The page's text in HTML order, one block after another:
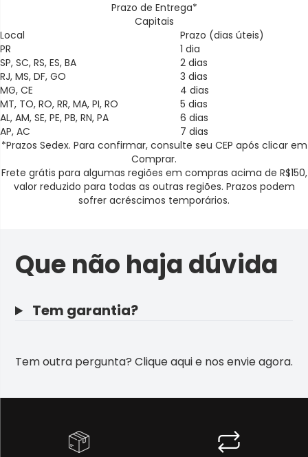
Prazo de Entrega*
Capitais
Local
Prazo (dias úteis)
PR
1 dia
SP, SC, RS, ES, BA
2 dias
RJ, MS, DF, GO
3 dias
MG, CE
4 dias
MT, TO, RO, RR, MA, PI, RO
5 dias
AL, AM, SE, PE, PB, RN, PA
6 dias
AP, AC
7 dias
*Prazos Sedex. Para confirmar, consulte seu CEP após clicar em
Comprar.
Frete grátis para algumas regiões em compras acima de R$150,
valor reduzido para todas as outras regiões. Prazos podem
sofrer acréscimos temporários.
Que não haja dúvida
Tem garantia?
Tem outra pergunta? Clique aqui e nos envie agora.